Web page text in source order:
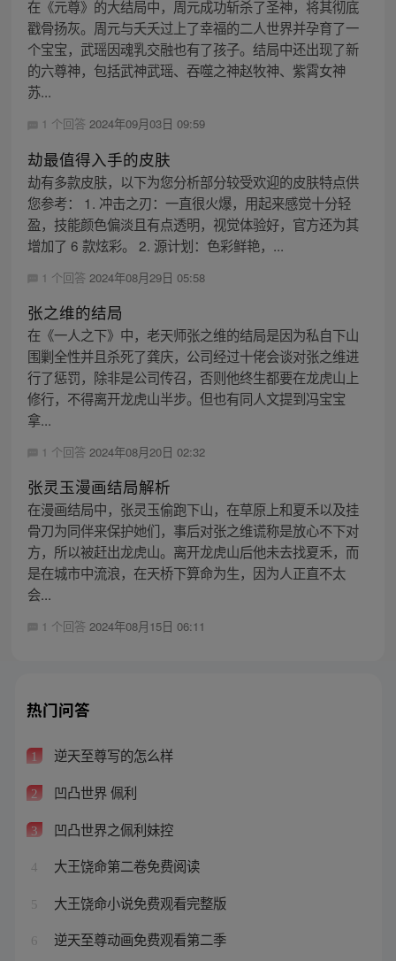
在《元尊》的大结局中，周元成功斩杀了圣神，将其彻底
戳骨扬灰。周元与夭夭过上了幸福的二人世界并孕育了一
个宝宝，武瑶因魂乳交融也有了孩子。结局中还出现了新
的六尊神，包括武神武瑶、吞噬之神赵牧神、紫霄女神
苏...
1 个回答 2024年09月03日 09:59
劫最值得入手的皮肤
劫有多款皮肤，以下为您分析部分较受欢迎的皮肤特点供
您参考： 1. 冲击之刃：一直很火爆，用起来感觉十分轻
盈，技能颜色偏淡且有点透明，视觉体验好，官方还为其
增加了 6 款炫彩。 2. 源计划：色彩鲜艳，...
1 个回答 2024年08月29日 05:58
张之维的结局
在《一人之下》中，老天师张之维的结局是因为私自下山
围剿全性并且杀死了龚庆，公司经过十佬会谈对张之维进
行了惩罚，除非是公司传召，否则他终生都要在龙虎山上
修行，不得离开龙虎山半步。但也有同人文提到冯宝宝
拿...
1 个回答 2024年08月20日 02:32
张灵玉漫画结局解析
在漫画结局中，张灵玉偷跑下山，在草原上和夏禾以及挂
骨刀为同伴来保护她们，事后对张之维谎称是放心不下对
方，所以被赶出龙虎山。离开龙虎山后他未去找夏禾，而
是在城市中流浪，在天桥下算命为生，因为人正直不太
会...
1 个回答 2024年08月15日 06:11
热门问答
1 逆天至尊写的怎么样
2 凹凸世界 佩利
3 凹凸世界之佩利妹控
4 大王饶命第二卷免费阅读
5 大王饶命小说免费观看完整版
6 逆天至尊动画免费观看第二季